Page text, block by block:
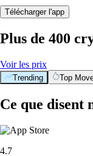
Télécharger l'app
Plus de 400
Voir les prix
Trending Top
Ce que disent
4.7